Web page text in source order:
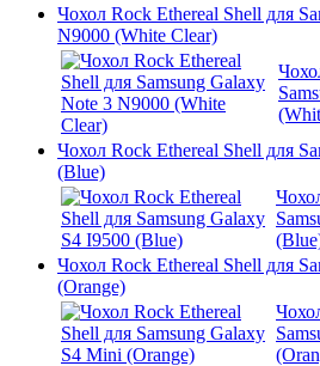
Чохол Rock Ethereal Shell для
N9000 (White Clear)
Чохол Rock Ethereal Shell для
(Blue)
Чохол Rock Ethereal Shell для
(Orange)